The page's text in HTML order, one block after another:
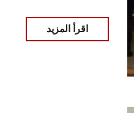
اقرأ المزيد